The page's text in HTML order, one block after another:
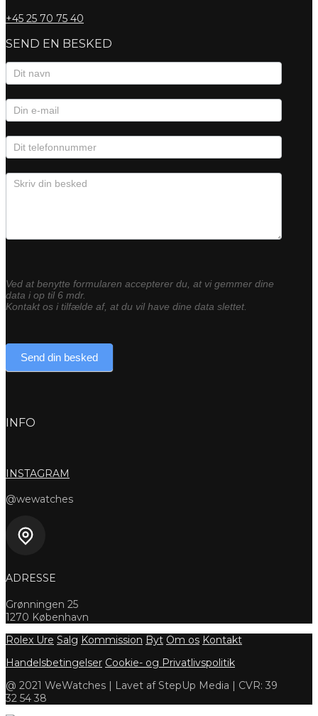
+45 25 70 75 40
SEND EN BESKED
Kontaktformular
Ved at benytte formularen accepterer du, at vi gemmer dine
data i op til 6 mdr.
Kontakt os i tilfælde af, at du vil have dine data slettet.
Send din besked
INFO
INSTAGRAM
@wewatches
ADRESSE
Grønningen 25
1270 København
Rolex Ure Salg Kommission Byt Om os Kontakt
Handelsbetingelser Cookie- og Privatlivspolitik
@ 2021 WeWatches | Lavet af StepUp Media | CVR: 39
32 54 38